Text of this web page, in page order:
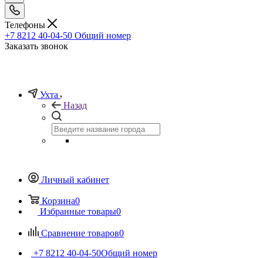
Телефоны
+7 8212 40-04-50 Общий номер
Заказать звонок
Ухта
Назад
Личный кабинет
Корзина0
Избранные товары0
Сравнение товаров0
+7 8212 40-04-50Общий номер